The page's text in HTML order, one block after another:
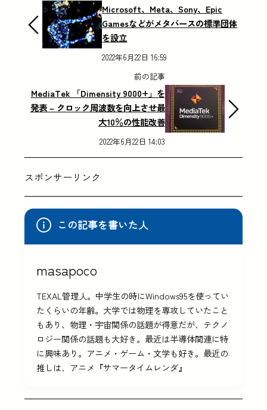
Microsoft、Meta、Sony、Epic
Gamesなどがメタバースの標準団体
を設立
2022年6月22日 16:59
前の記事
MediaTek 「Dimensity 9000+」を
発表 – クロック周波数を向上させ最
大10％の性能改善
2022年6月22日 14:03
スポンサーリンク
この記事を書いた人
masapoco
TEXAL管理人。中学生の時にWindows95を使ってい
たくらいの年齢。大学では物理を専攻していたこと
もあり、物理・宇宙関係の話題が得意だが、テクノ
ロジー関係の話題も大好き。最近は半導体関連に特
に興味あり。アニメ・ゲーム・文学も好き。最近の
推しは、アニメ『サマータイムレンダ』